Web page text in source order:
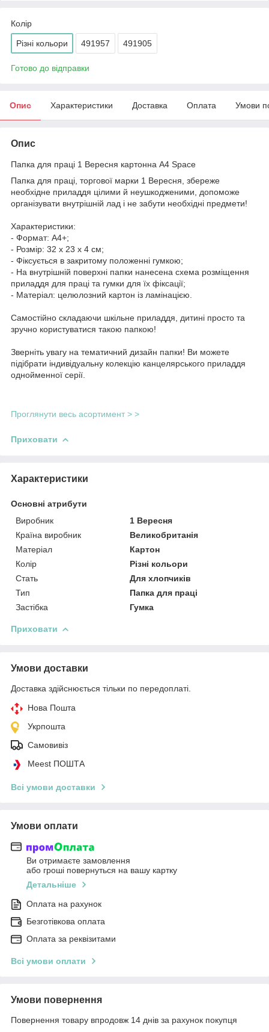
Колір
Різні кольори 491957 491905
Готово до відправки
Опис Характеристики Доставка Оплата Умови
Опис
Папка для праці 1 Вересня картонна A4 Space
Папка для праці, торгової марки 1 Вересня, збереже
необхідне приладдя цілими й неушкодженими, допоможе
організувати внутрішній лад і не забути необхідні предмети!
Характеристики:
- Формат: А4+;
- Розмір: 32 х 23 х 4 см;
- Фіксується в закритому положенні гумкою;
- На внутрішній поверхні папки нанесена схема розміщення
приладдя для праці та гумки для їх фіксації;
- Матеріал: целюлозний картон із ламінацією.
Самостійно складаючи шкільне приладдя, дитині просто та
зручно користуватися такою папкою!
Зверніть увагу на тематичний дизайн папки! Ви можете
підібрати індивідуальну колекцію канцелярського приладдя
однойменної серії.
Проглянути весь асортимент > >
Приховати
Характеристики
Основні атрибути
Виробник
1 Вересня
Країна виробник
Великобританія
Матеріал
Картон
Колір
Різні кольори
Стать
Для хлопчиків
Тип
Папка для праці
Застібка
Гумка
Приховати
Умови доставки
Доставка здійснюється тільки по передоплаті.
Нова Пошта
Укрпошта
Самовивіз
Meest ПОШТА
Всі умови доставки
Умови оплати
Ви отримаєте замовлення
або гроші повернуться на вашу картку
Детальніше
Оплата на рахунок
Безготівкова оплата
Оплата за реквізитами
Всі умови оплати
Умови повернення
Повернення товару впродовж 14 днів за рахунок покупця